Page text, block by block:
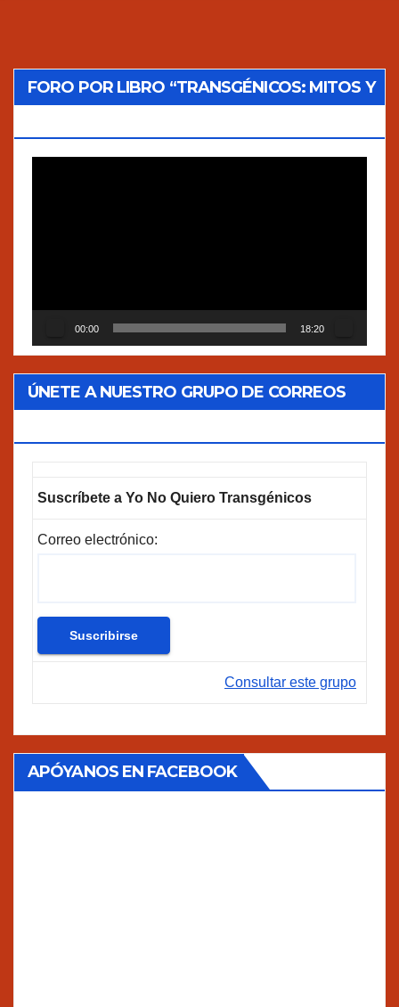
FORO POR LIBRO “TRANSGÉNICOS: MITOS Y
00:00 18:20
ÚNETE A NUESTRO GRUPO DE CORREOS
Suscríbete a Yo No Quiero Transgénicos
Correo electrónico:
Consultar este grupo
APÓYANOS EN FACEBOOK